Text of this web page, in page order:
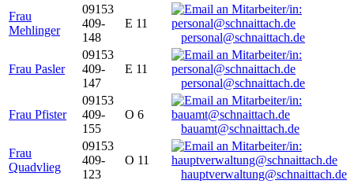
Frau
Mehlinger
09153
409-
148
E 11
personal@schnaittach.de
Frau Pasler
09153
409-
147
E 11
personal@schnaittach.de
Frau Pfister
09153
409-
155
O 6
bauamt@schnaittach.de
Frau
Quadvlieg
09153
409-
123
O 11
hauptverwaltung@schnaittach.de